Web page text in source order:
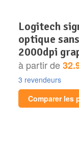
logitech signature m650 l souris
optique
2000dpi
à partir de
3 revendeurs
Comparer les